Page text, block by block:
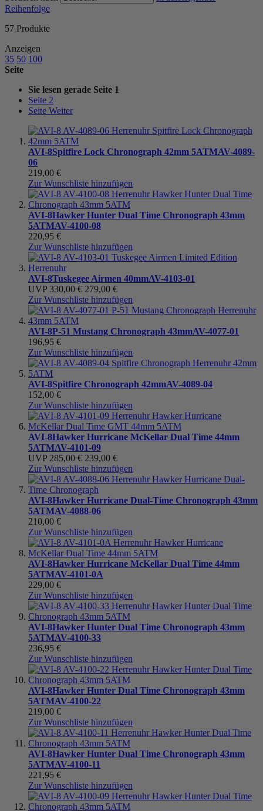
Reihenfolge
57 Produkte
Anzeigen
35 50 100
Seite
Sie lesen gerade Seite 1
Seite 2
Seite Weiter
AVI-8Spitfire Lock Chronograph 42mm 5ATMAV-4089-
06
219,00 €
Zur Wunschliste hinzufügen
AVI-8Hawker Hunter Dual Time Chronograph 43mm
5ATMAV-4100-08
220,95 €
Zur Wunschliste hinzufügen
AVI-8Tuskegee Airmen 40mmAV-4103-01
UVP 330,00 € 279,00 €
Zur Wunschliste hinzufügen
AVI-8P-51 Mustang Chronograph 43mmAV-4077-01
196,95 €
Zur Wunschliste hinzufügen
AVI-8Spitfire Chronograph 42mmAV-4089-04
152,00 €
Zur Wunschliste hinzufügen
AVI-8Hawker Hurricane McKellar Dual Time 44mm
5ATMAV-4101-09
UVP 285,00 € 239,00 €
Zur Wunschliste hinzufügen
AVI-8Hawker Hurricane Dual-Time Chronograph 43mm
5ATMAV-4088-06
210,00 €
Zur Wunschliste hinzufügen
AVI-8Hawker Hurricane McKellar Dual Time 44mm
5ATMAV-4101-0A
229,00 €
Zur Wunschliste hinzufügen
AVI-8Hawker Hunter Dual Time Chronograph 43mm
5ATMAV-4100-33
236,95 €
Zur Wunschliste hinzufügen
AVI-8Hawker Hunter Dual Time Chronograph 43mm
5ATMAV-4100-22
219,00 €
Zur Wunschliste hinzufügen
AVI-8Hawker Hunter Dual Time Chronograph 43mm
5ATMAV-4100-11
221,95 €
Zur Wunschliste hinzufügen